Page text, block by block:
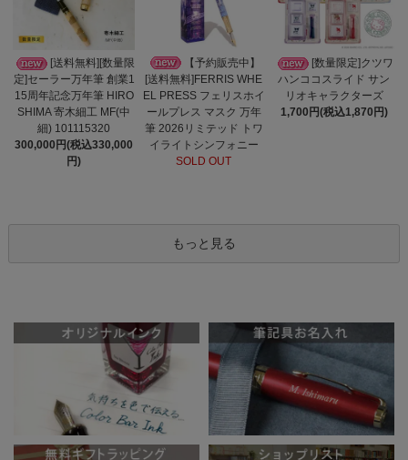
[送料無料][数量限
定]セーラー万年筆 創業1
15周年記念万年筆 HIRO
SHIMA 寄木細工 MF(中
細) 101115320
300,000円(税込330,000
円)
【予約販売中】
[送料無料]FERRIS WHE
EL PRESS フェリスホイ
ールプレス マスク 万年
筆 2026リミテッド トワ
イライトシンフォニー
SOLD OUT
[数量限定]クツワ
ハンココスライド サン
リオキャラクターズ
1,700円(税込1,870円)
もっと見る